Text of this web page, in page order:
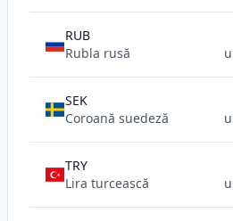
RUB
Rubla rusă
SEK
Coroană suedeză
TRY
Lira turcească